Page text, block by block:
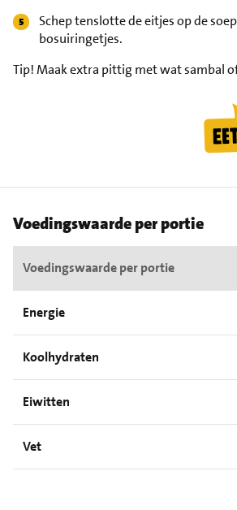
Schep tenslotte de eitjes op de
bosuiringetjes.
Tip!Maak extra pittig met wat sambal
Voedingswaarde per portie
Voedingswaarde per portie
Energie
Koolhydraten
Eiwitten
Vet